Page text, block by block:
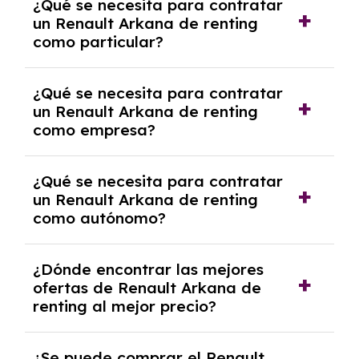
pero puede haber penalizaciones por
cancelación anticipada. Es importante revisar
las condiciones del contrato y hablar con un
experto que te asesore.
¿Qué se necesita para contratar
un Renault Arkana de renting
como particular?
y, en algunos casos, una consulta de solvencia
crediticia y un pago inicial.
¿Qué se necesita para contratar
un Renault Arkana de renting
como empresa?
documentación financiera y, en algunos
casos, un informe de solvencia de la empresa
y un pago inicial.
¿Qué se necesita para contratar
un Renault Arkana de renting
como autónomo?
autónomos, justificante de ingresos y, en
algunos casos, un informe fiscal y un pago
inicial.
¿Dónde encontrar las mejores
ofertas de Renault Arkana de
renting al mejor precio?